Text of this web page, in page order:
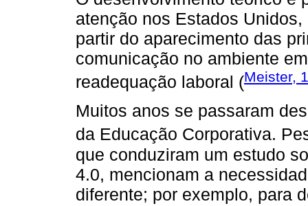
atenção nos Estados
partir do aparecimento das
comunicação no ambiente
readequação laboral (Meister,
Muitos anos se passaram
da Educação Corporativa.
que conduziram um estudo
4.0, mencionam a
diferente; por exemplo, para